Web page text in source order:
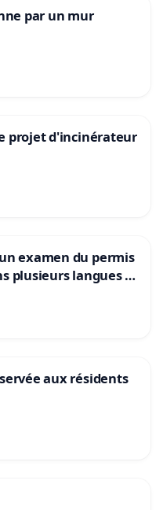
par un mur
projet d'incinérateur
examen du permis
plusieurs langues à
aux résidents